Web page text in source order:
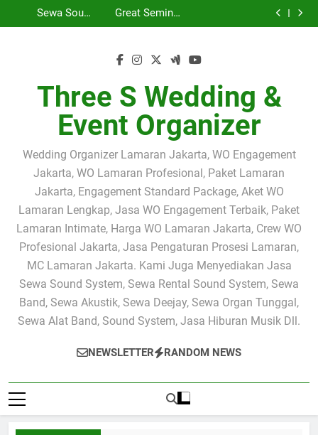
to
Bersama Three S
Mini Orchestra di
Profesional
Band Akustik
Jabodetabek |
Seminar,
Gathering &
Akustik
Nasional 2026
Berkualitas dan
Musik Elegan
Kesuksesan
Sebuah Acara
Hari Koperasi
Lighting & Mini
Orchestra
Profesional
System
Solusi Terbaik
untuk Wedding,
Gathering &
Corporate Event
Sewa Sound
System dan Band
Great Seminar
Hari Koperasi
Mini Orchestra:
Musik Elegan
Menjadi Kunci
Kesuksesan
Sebuah Acara
Great Seminar
The Westin
Jakarta | Sewa
Sound System,
Lighting & Mini
Orchestra
Three S Wedding &
Event Organizer
Wedding Organizer Lamaran Jakarta, WO Engagement
Jakarta, WO Lamaran Profesional, Paket Lamaran
Jakarta, Engagement Standard Package, Aket WO
Lamaran Lengkap, Jasa WO Engagement Terbaik, Paket
Lamaran Intimate, Harga WO Lamaran Jakarta, Crew WO
Profesional Jakarta, Jasa Pengaturan Prosesi Lamaran,
MC Lamaran Jakarta. Kami Juga Menyediakan Jasa
Sewa Sound System, Sewa Rental Sound System, Sewa
Band, Sewa Akustik, Sewa Deejay, Sewa Organ Tunggal,
Sewa Alat Band, Sound System, Jasa Hiburan Musik Dll.
NEWSLETTER RANDOM NEWS